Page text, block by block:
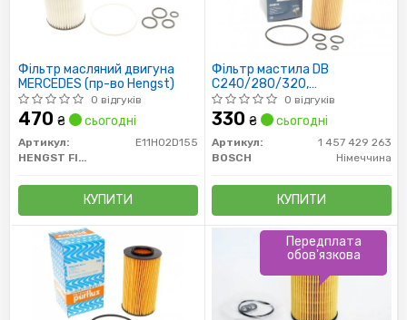
Фільтр масляний двигуна
MERCEDES (пр-во Hengst)
0 відгуків
470 ₴ сьогодні
Артикул:
E11H02D155
HENGST FILTER
КУПИТИ
Фільтр мастила DB
C240/280/320,
C32AMG/C43AMG,SPRINTER
06- /+ прокладки/
0 відгуків
330 ₴ сьогодні
Артикул:
1 457 429 263
BOSCH
Німеччина
КУПИТИ
Передплата
обов'язкова